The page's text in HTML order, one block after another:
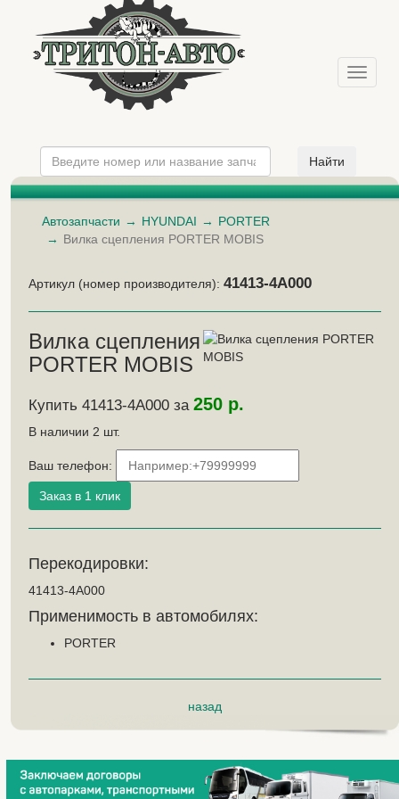
Меню
Автозапчасти HYUNDAI
PORTER
Вилка сцепления PORTER MOBIS
Артикул (номер производителя): 41413-4A000
Вилка сцепления
PORTER MOBIS
Купить 41413-4A000 за 250 р.
В наличии 2 шт.
Ваш телефон:
Перекодировки:
41413-4A000
Применимость в автомобилях:
PORTER
назад